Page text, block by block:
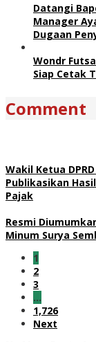
Datangi
Manager
Dugaan
Wondr
Siap Cetak
Comment
Wakil Ketua
Publikasikan
Pajak
Resmi
Minum Surya
1
2
3
…
1,726
Next